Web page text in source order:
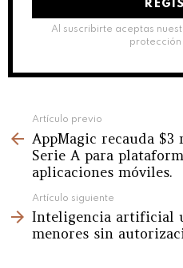
Al suscribirte aceptas
protección
more
Artículo previo
AppMagic recauda
Serie A para
aplicaciones móviles.
Artículo siguiente
Inteligencia artificial
menores sin